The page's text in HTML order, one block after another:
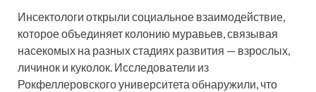
Инсектологи открыли социальное взаимодействие,
которое объединяет колонию муравьев, связывая
насекомых на разных стадиях развития — взрослых,
личинок и куколок. Исследователи из
Рокфеллеровского университета обнаружили, что